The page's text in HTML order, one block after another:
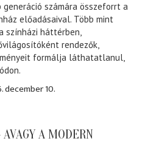
számára összeforrt a
előadásaival. Több mint
színházi háttérben,
rendezők,
formálja láthatatlanul,
december 10.
A MODERN